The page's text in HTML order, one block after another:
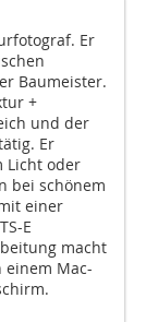
Er
Baumeister.
+
und der
Er
Licht oder
bei schönem
einer
E
macht
einem Mac-